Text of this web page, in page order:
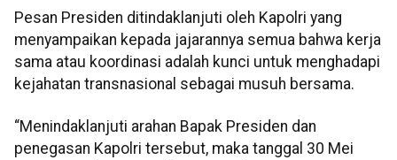
Pesan Presiden ditindaklanjuti oleh Kapolri yang
menyampaikan kepada jajarannya semua bahwa kerja
sama atau koordinasi adalah kunci untuk menghadapi
kejahatan transnasional sebagai musuh bersama.
“Menindaklanjuti arahan Bapak Presiden dan
penegasan Kapolri tersebut, maka tanggal 30 Mei